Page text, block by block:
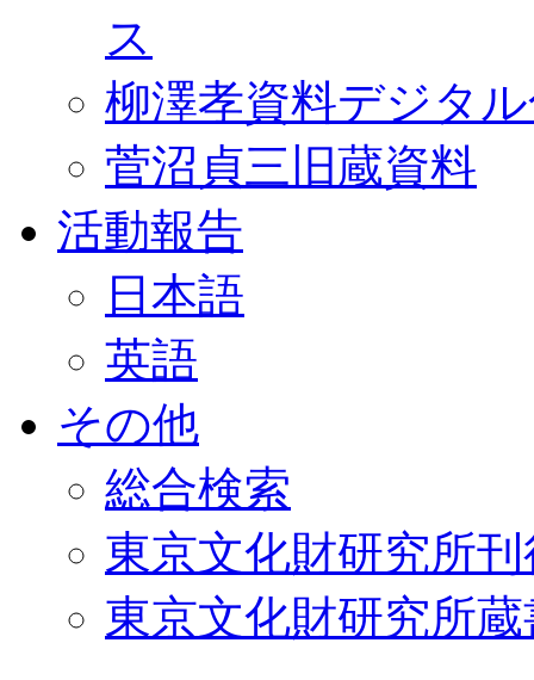
ス
柳澤孝資料デジタ
菅沼貞三旧蔵資料
活動報告
日本語
英語
その他
総合検索
東京文化財研究所
東京文化財研究所